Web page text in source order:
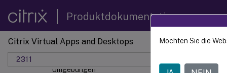
Produktdokumentation
Citrix Virtual Apps and Desktops
2311
(Preview)
Manager-Cloudumgebungen
Microsoft System Center
Umgebungen
Dieser Inhalt
Citrix
Möchten Sie die